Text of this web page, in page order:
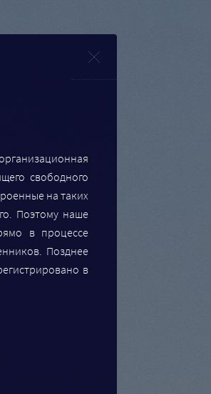
свободного
на таких
Поэтому наше
в процессе
Позднее
в